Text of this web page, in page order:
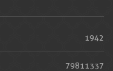
1942
79811337